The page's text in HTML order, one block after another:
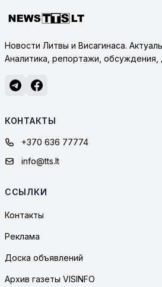
Новости Литвы и Висагинаса.
Аналитика, репортажи, обсуждения,
КОНТАКТЫ
+370 636 77774
info@tts.lt
ССЫЛКИ
Контакты
Реклама
Доска объявлений
Архив газеты VISINFO